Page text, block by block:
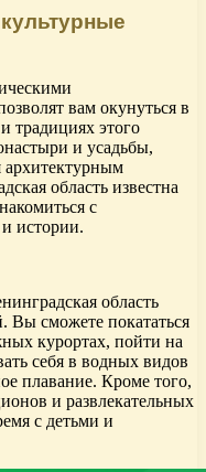
вам окунуться в
традициях этого
и усадьбы,
архитектурным
область известна
с
истории.
область
Вы сможете покататься
курортах, пойти на
себя в водных видов
плавание. Кроме того,
и развлекательных
с детьми и